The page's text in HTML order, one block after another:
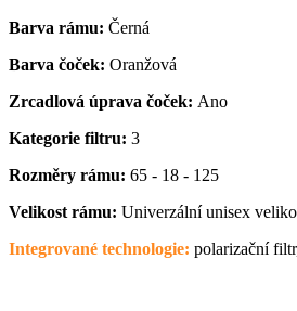
Barva rámu: Černá
Barva čoček: Oranžová
Zrcadlová úprava čoček: Ano
Kategorie filtru: 3
Rozměry rámu: 65 - 18 - 125
Velikost rámu: Univerzální unisex
Integrované technologie: polarizační